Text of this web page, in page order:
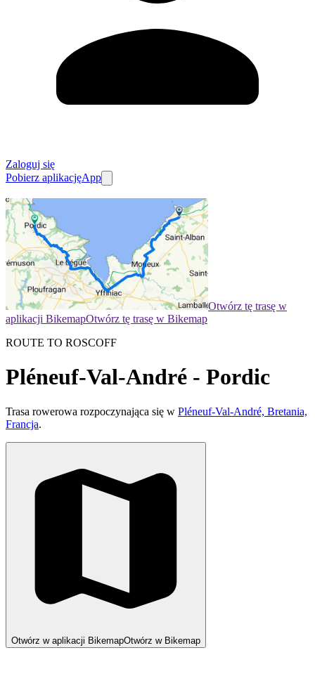
Zaloguj się
Pobierz aplikacjęApp
Otwórz tę trasę w
aplikacji BikemapOtwórz tę trasę w Bikemap
ROUTE TO ROSCOFF
Pléneuf-Val-André - Pordic
Trasa rowerowa rozpoczynająca się w Pléneuf-Val-André, Bretania,
Francja.
Otwórz w aplikacji BikemapOtwórz w Bikemap